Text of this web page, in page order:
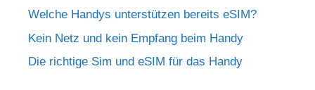
Welche Handys unterstützen bereits eSIM?
Kein Netz und kein Empfang beim Handy
Die richtige Sim und eSIM für das Handy